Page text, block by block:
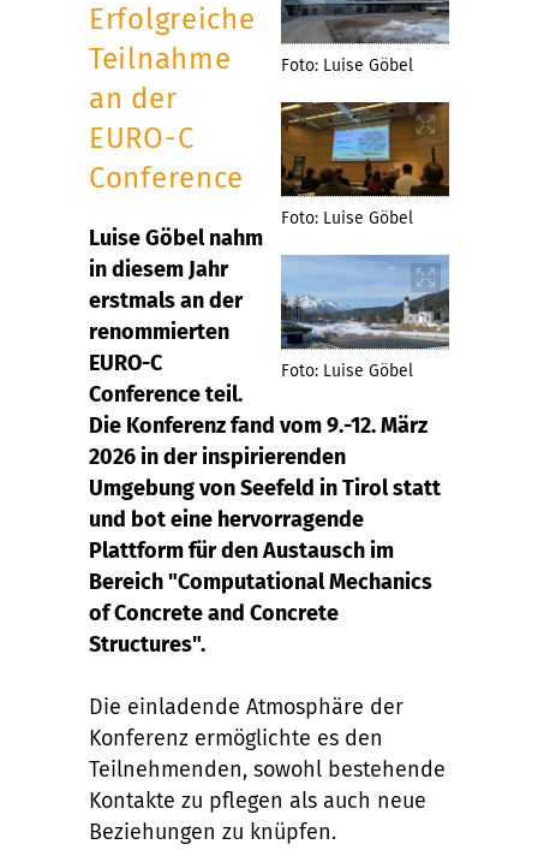
Foto: Luise Göbel
Foto: Luise Göbel
Foto: Luise Göbel
Erfolgreiche
Teilnahme
an der
EURO-C
Conference
Luise Göbel nahm
in diesem Jahr
erstmals an der
renommierten
EURO-C
Conference teil.
Die Konferenz fand vom 9.-12. März
2026 in der inspirierenden
Umgebung von Seefeld in Tirol statt
und bot eine hervorragende
Plattform für den Austausch im
Bereich "Computational Mechanics
of Concrete and Concrete
Structures".
Die einladende Atmosphäre der
Konferenz ermöglichte es den
Teilnehmenden, sowohl bestehende
Kontakte zu pflegen als auch neue
Beziehungen zu knüpfen.